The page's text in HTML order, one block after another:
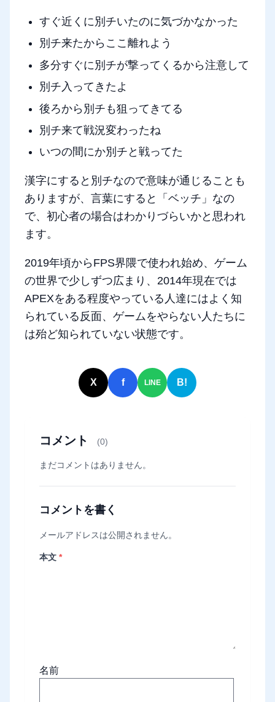
すぐ近くに別チいたのに気づかなかった
別チ来たからここ離れよう
多分すぐに別チが撃ってくるから注意して
別チ入ってきたよ
後ろから別チも狙ってきてる
別チ来て戦況変わったね
いつの間にか別チと戦ってた
漢字にすると別チなので意味が通じることも
ありますが、言葉にすると「ベッチ」なの
で、初心者の場合はわかりづらいかと思われ
ます。
2019年頃からFPS界隈で使われ始め、ゲーム
の世界で少しずつ広まり、2014年現在では
APEXをある程度やっている人達にはよく知
られている反面、ゲームをやらない人たちに
は殆ど知られていない状態です。
X f LINE B!
コメント (0)
まだコメントはありません。
コメントを書く
メールアドレスは公開されません。
本文 *
名前